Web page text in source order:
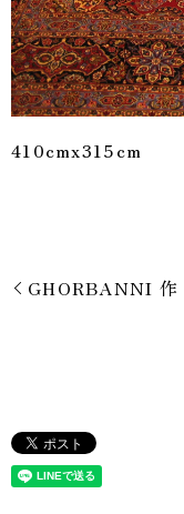
410cmx315cm
GHORBANNI 作